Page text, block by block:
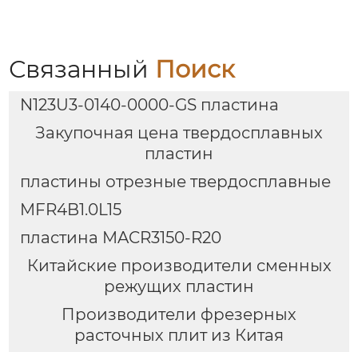
Связанный Поиск
N123U3-0140-0000-GS пластина
Закупочная цена твердосплавных
пластин
пластины отрезные твердосплавные
MFR4B1.0L15
пластина MACR3150-R20
Китайские производители сменных
режущих пластин
Производители фрезерных
расточных плит из Китая